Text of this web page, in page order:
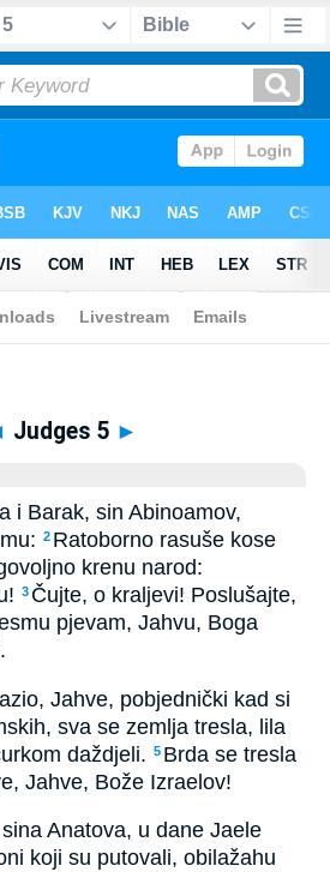
> Croatian Bible > Judges 5
Judges 5 ►
i Barak, sin Abinoamov,
2 Ratoborno rasuše kose
krenu narod:
3 Čujte, o kraljevi! Poslušajte,
pjevam, Jahvu, Boga
Jahve, pobjednički kad si
sva se zemlja tresla, lila
daždjeli. 5 Brda se tresla
Jahve, Bože Izraelov!
Anatova, u dane Jaele
koji su putovali, obilažahu